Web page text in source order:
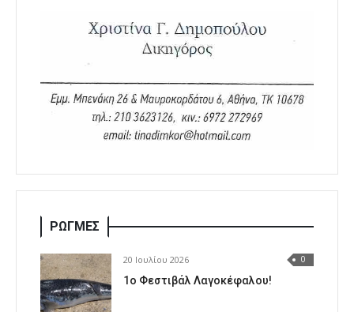
ΡΩΓΜΕΣ
20 Ιουλίου 2026 0
1o Φεστιβάλ Λαγοκέφαλου!